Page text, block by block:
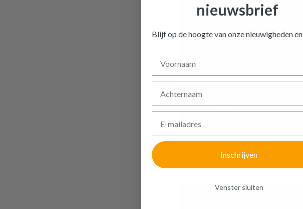
€ 217,60
nieuwsbrief
Blijf op de hoogte van onze nieuwigheden en
Inschrijven
Venster sluiten